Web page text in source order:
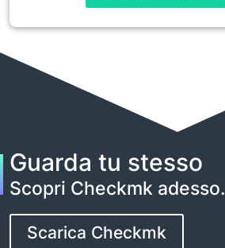
Guarda tu stesso
Scopri Checkmk adesso.
Scarica Checkmk